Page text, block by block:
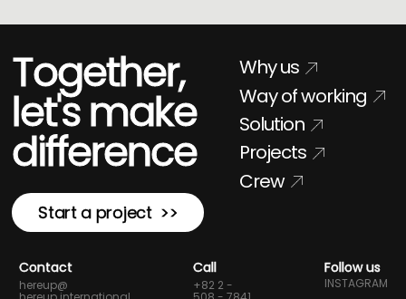
Together,
let's make
difference
Start a project >>
Why us
Way of working
Solution
Projects
Crew
Contact
hereup@
Call
+82 2 -
Follow us
INSTAGRAM